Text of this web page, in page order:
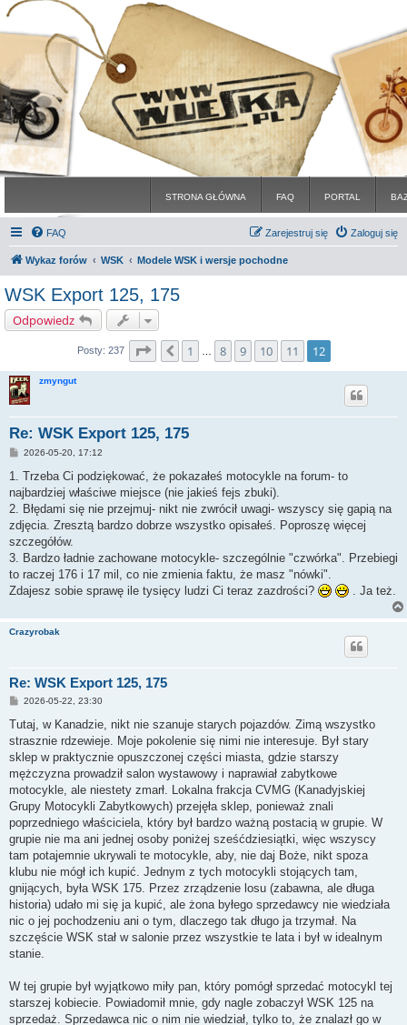
STRONA GŁÓWNA FAQ PORTAL
FAQ Zaloguj się
Zarejestruj się
Wykaz forów WSK Modele WSK i wersje pochodne
WSK Export 125, 175
Odpowiedz
Posty: 237 Strona12z 12
Poprzednia
1 8 9 10 11 12
zmyngut
Re: WSK Export 125, 175
P
s
2026-05-20, 17:12
1. Trzeba Ci podziękować, że pokazałeś motocykle na forum- to
najbardziej właściwe miejsce (nie jakieś fejs zbuki).
2. Błędami się nie przejmuj- nikt nie zwrócił uwagi- wszyscy się gapią na
zdjęcia. Zresztą bardzo dobrze wszystko opisałeś. Poproszę więcej
szczegółów.
3. Bardzo ładnie zachowane motocykle- szczególnie "czwórka". Przebiegi
to raczej 176 i 17 mil, co nie zmienia faktu, że masz "nówki".
Zdajesz sobie sprawę ile tysięcy ludzi Ci teraz zazdrości?
. Ja też.
Crazyrobak
Re: WSK Export 125, 175
P
s
2026-05-22, 23:30
Tutaj, w Kanadzie, nikt nie szanuje starych pojazdów. Zimą wszystko
strasznie rdzewieje. Moje pokolenie się nimi nie interesuje. Był stary
sklep w praktycznie opuszczonej części miasta, gdzie starszy
mężczyzna prowadził salon wystawowy i naprawiał zabytkowe
motocykle, ale niestety zmarł. Lokalna frakcja CVMG (Kanadyjskiej
Grupy Motocykli Zabytkowych) przejęła sklep, ponieważ znali
poprzedniego właściciela, który był bardzo ważną postacią w grupie. W
grupie nie ma ani jednej osoby poniżej sześćdziesiątki, więc wszyscy
tam potajemnie ukrywali te motocykle, aby, nie daj Boże, nikt spoza
klubu nie mógł ich kupić. Jednym z tych motocykli stojących tam,
gnijących, była WSK 175. Przez zrządzenie losu (zabawna, ale długa
historia) udało mi się ja kupić, ale żona byłego sprzedawcy nie wiedziała
nic o jej pochodzeniu ani o tym, dlaczego tak długo ja trzymał. Na
szczęście WSK stał w salonie przez wszystkie te lata i był w idealnym
stanie.
W tej grupie był wyjątkowo miły pan, który pomógł sprzedać motocykl tej
starszej kobiecie. Powiadomił mnie, gdy nagle zobaczył WSK 125 na
sprzedaż. Sprzedawca nic o nim nie wiedział, tylko to, że znalazł go w